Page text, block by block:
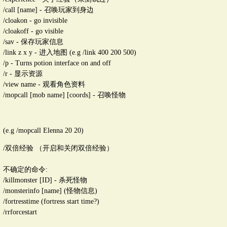
/call [name] - 召唤玩家到身边
/cloakon - go invisible
/cloakoff - go visible
/sav - 保存玩家信息
/link z x y - 进入地图 (e.g /link 400 200 500)
/p - Turns potion interface on and off
/r - 显示资源
/view name - 观看角色资料
/mopcall [mob name] [coords] - 召唤怪物
(e.g /mopcall Elenna 20 20)
/双倍经验 （开启和关闭双倍经验）
不确定的命令:
/killmonster [ID] - 杀死怪物
/monsterinfo [name] (怪物信息)
/fortresstime (fortress start time?)
/rrforcestart